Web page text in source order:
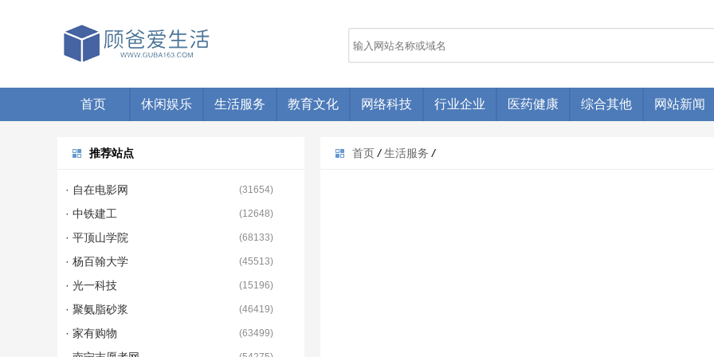
首页 休闲娱乐 生活服务 教育文化 网络科技 行业企业 医药健康 综合其他 网站新闻
首页 / 生活服务 /
推荐站点
· 自在电影网 (31654)
· 中铁建工 (12648)
· 平顶山学院 (68133)
· 杨百翰大学 (45513)
· 光一科技 (15196)
· 聚氨脂砂浆 (46419)
· 家有购物 (63499)